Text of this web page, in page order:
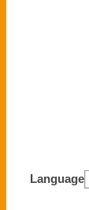
Language